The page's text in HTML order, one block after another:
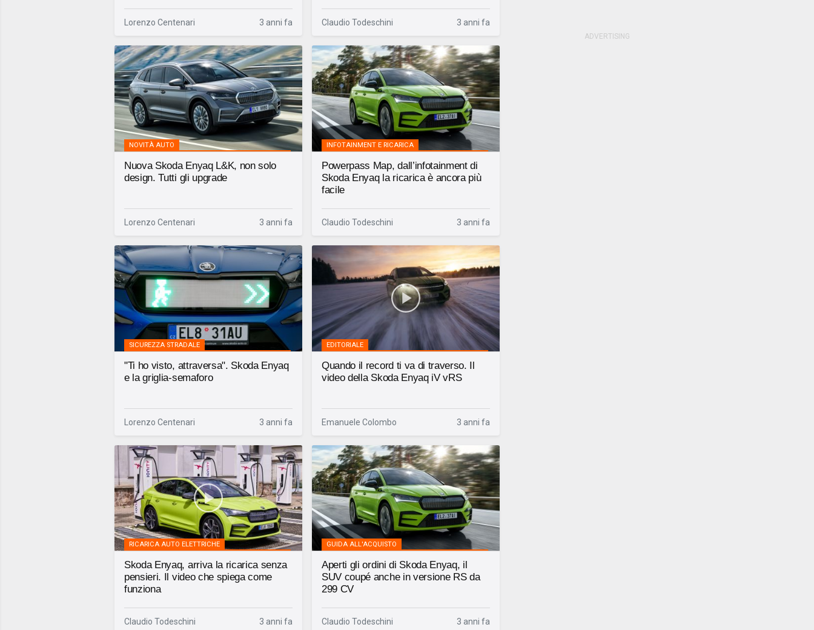
Lorenzo Centenari 3 anni fa Claudio Todeschini 3 anni fa
NOVITÀ AUTO
Nuova Skoda Enyaq L&K, non solo
design. Tutti gli upgrade
Lorenzo Centenari 3 anni fa
INFOTAINMENT E RICARICA
Powerpass Map, dall’infotainment di
Skoda Enyaq la ricarica è ancora più
facile
Claudio Todeschini 3 anni fa
SICUREZZA STRADALE
"Ti ho visto, attraversa". Skoda Enyaq
e la griglia-semaforo
Lorenzo Centenari 3 anni fa
EDITORIALE
Quando il record ti va di traverso. Il
video della Skoda Enyaq iV vRS
Emanuele Colombo 3 anni fa
RICARICA AUTO ELETTRICHE
Skoda Enyaq, arriva la ricarica senza
pensieri. Il video che spiega come
funziona
Claudio Todeschini 3 anni fa
GUIDA ALL'ACQUISTO
Aperti gli ordini di Skoda Enyaq, il
SUV coupé anche in versione RS da
299 CV
Claudio Todeschini 3 anni fa